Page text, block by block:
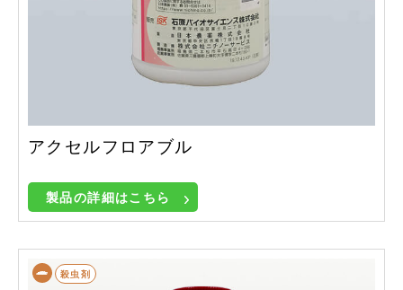
アクセルフロアブル
製品の詳細はこちら
殺虫剤